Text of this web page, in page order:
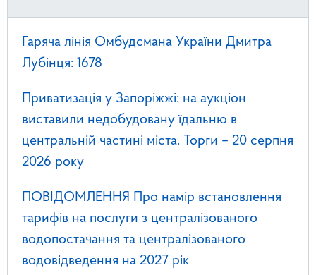
Гаряча лінія Омбудсмана України Дмитра
Лубінця: 1678
Приватизація у Запоріжжі: на аукціон
виставили недобудовану їдальню в
центральній частині міста. Торги – 20 серпня
2026 року
ПОВІДОМЛЕННЯ Про намір встановлення
тарифів на послуги з централізованого
водопостачання та централізованого
водовідведення на 2027 рік